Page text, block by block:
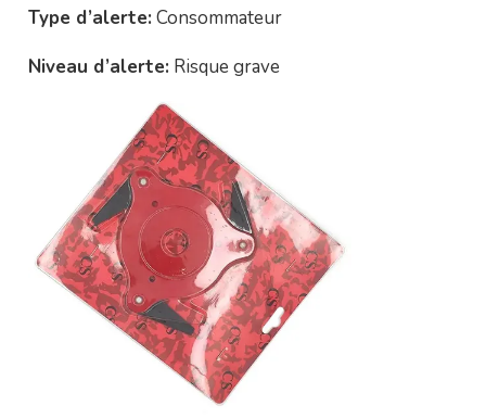
Type d’alerte: Consommateur
Niveau d’alerte: Risque grave